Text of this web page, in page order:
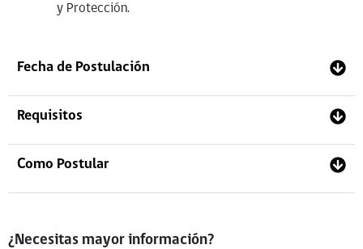
y Protección.
Fecha de Postulación
Requisitos
Como Postular
¿Necesitas mayor información?